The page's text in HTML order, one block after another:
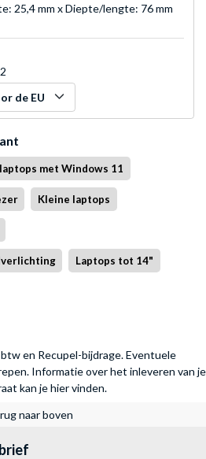
25,4 mm x Diepte/lengte: 76 mm
de EU
met Windows 11
Kleine laptops
Laptops tot 14"
en Recupel-bijdrage. Eventuele
Informatie over het inleveren van je
kan je hier vinden.
naar boven